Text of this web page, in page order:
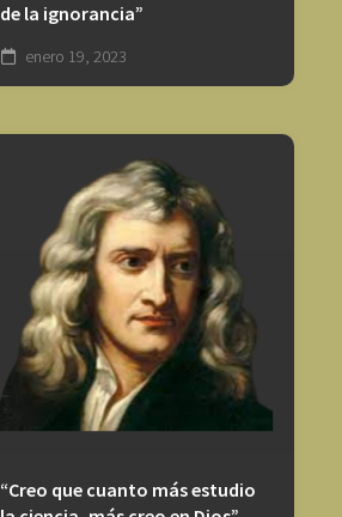
de la ignorancia”
enero 19, 2023
“Creo que cuanto más estudio